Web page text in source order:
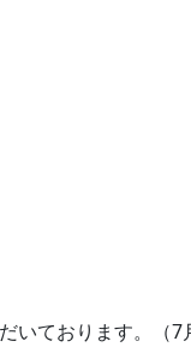
ております。（7